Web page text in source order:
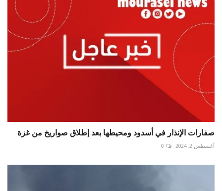
صفارات الإنذار في أسدود ومحيطها بعد إطلاق صواريخ من غزة
أغسطس 2, 2024 0